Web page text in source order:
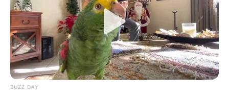
BUZZ DAY